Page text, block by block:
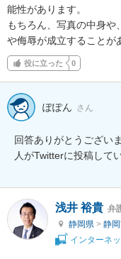
能性があります。
もちろん、写真の中身や
や侮辱が成立することが
役に立った 0
ぽぽん さん
回答ありがとうござい
人がTwitterに投稿して
浅井 裕貴 弁
静岡県 > 静
インターネ